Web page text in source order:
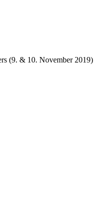
(9. & 10. November 2019)